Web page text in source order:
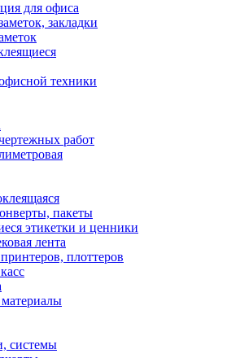
для офиса
закладки
техники
работ
пакеты
этикетки и ценники
лента
плоттеров
системы